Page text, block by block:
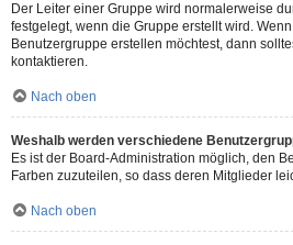
Der Leiter einer Gruppe wird normalerweise
festgelegt, wenn die Gruppe erstellt wird.
Benutzergruppe erstellen möchtest, dann
kontaktieren.
Nach oben
Weshalb werden verschiedene
Es ist der Board-Administration möglich, den
Farben zuzuteilen, so dass deren Mitglieder
Nach oben